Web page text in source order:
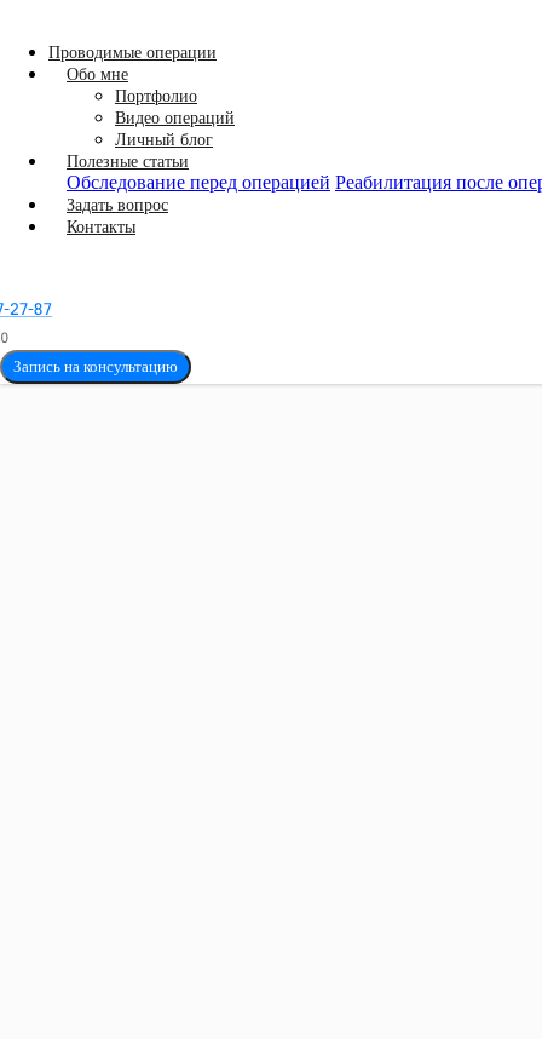
Проводимые операции
Обо мне
Портфолио
Видео операций
Личный блог
Полезные статьи
Обследование перед операцией Реабилитация после
Задать вопрос
Контакты
Запись на консультацию